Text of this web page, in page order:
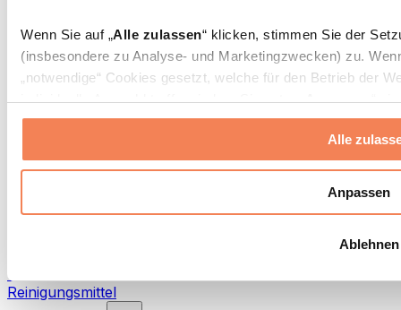
Wenn Sie auf „Alle zulassen“ klicken, stimmen Sie der
(insbesondere zu Analyse- und Marketingzwecken) zu.
„notwendige“ Cookies gesetzt, welche für den Betrieb der
individuelle Auswahl treffen, indem Sie unter „Anpassen“
erlauben“ klicken.
Weitere Informationen über die Verarbeitung Ihrer Daten
Datenschutzerklärung
Alle
Anpassen
Ablehnen
Zubehör nach Aktivität
Laufen
Kampfsport
Yoga & Pilates
Wandern
Rotlichttherapie
Waschmittel
Reinigungsmittel